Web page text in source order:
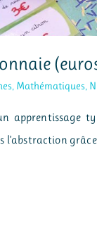
, Mathématiques,
apprentissage
l’abstraction